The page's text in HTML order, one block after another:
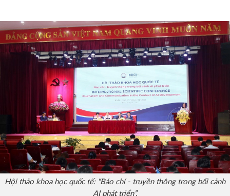
Hội thảo khoa học quốc tế: “Báo chí - truyền thông trong bối cảnh
AI phát triển”.